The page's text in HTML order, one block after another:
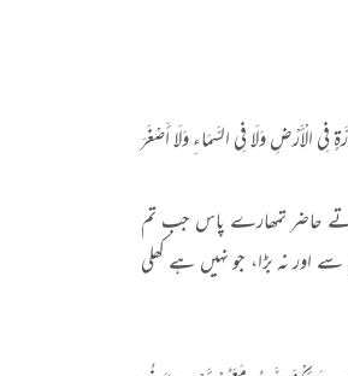
الْأَرْضِ وَلَا فِي السَّمَاءِ وَلَا أَصْغَرَ
حاضر تمھارے پاس جب تم
نہ بڑا، جو نہیں ہے کھلی